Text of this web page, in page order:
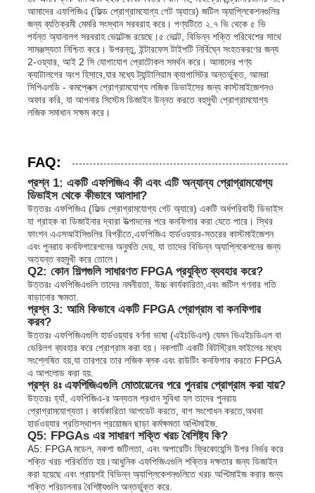
আমাদের এফপিজিএ (ফিল্ড প্রোগ্রামযোগ্য গেট অ্যারে) জটিল অ্যাপ্লিকেশনগুলির
জন্য ব্যতিক্রমী মেমরি সংস্থান সরবরাহ করে। পণ্যটিতে ২.৭ ভি থেকে ৫ ভি
পর্যন্ত অ্যানালগ সরবরাহ ভোল্টেজ রয়েছে।৫ ভোল্ট, বিভিন্ন শক্তি পরিবেশের সাথে
সামঞ্জস্যতা নিশ্চিত করে। উপরন্তু, ইন্টারফেস টাইপটি নির্বিঘ্নে সংহতকরণের জন্য
2-ওয়্যার, আই 2 সি যোগাযোগ প্রোটোকল সমর্থন করে। আমাদের পণ্য
ক্যাটালগের অংশ হিসাবে,যার মধ্যে ট্যান্টালিয়াম ক্যাপাসিটর অন্তর্ভুক্ত, আমরা
সিপিএলডি - কমপ্লেক্স প্রোগ্রামযোগ্য লজিক ডিভাইসের জন্য কাস্টমাইজেশনও
অফার করি, যা আপনার সিস্টেম ডিজাইন উন্নত করতে বহুমুখী প্রোগ্রামযোগ্য
লজিক সমাধান সক্ষম করে।
FAQ:
প্রশ্ন 1: একটি এফপিজিএ কী এবং এটি অন্যান্য প্রোগ্রামযোগ্য
ডিভাইস থেকে কীভাবে আলাদা?
উত্তরঃ এফপিজিএ (ফিল্ড প্রোগ্রামযোগ্য গেট অ্যারে) একটি অর্ধপরিবাহী ডিভাইস
যা গ্রাহক বা ডিজাইনার দ্বারা উত্পাদনের পরে কনফিগার করা যেতে পারে। স্থির
ফাংশন এএসআইসিগুলির বিপরীতে,এফপিজিএ হার্ডওয়্যার-স্তরের কাস্টমাইজেশন
এবং পুনরায় কনফিগারেশনের অনুমতি দেয়, যা তাদের বিভিন্ন অ্যাপ্লিকেশনের জন্য
অত্যন্ত বহুমুখী করে তোলে।
Q2: কোন শিল্পগুলি সাধারণত FPGA প্রযুক্তি ব্যবহার করে?
উত্তরঃ এফপিজিএগুলি তাদের নমনীয়তা, উচ্চ কার্যকারিতা,এবং জটিল গণনার গতি
বাড়ানোর ক্ষমতা.
প্রশ্ন 3: আমি কিভাবে একটি FPGA প্রোগ্রাম বা কনফিগার
করব?
উত্তরঃ এফপিজিএগুলি হার্ডওয়্যার বর্ণনা ভাষা (এইচডিএল) যেমন ভিএইচডিএল বা
ভেরিলগ ব্যবহার করে প্রোগ্রাম করা হয়। নকশাটি একটি বিটস্ট্রিম ফাইলের মধ্যে
সংশ্লেষিত হয়,যা তারপরে তার লজিক ব্লক এবং রাউটিং কনফিগার করতে FPGA
এ আপলোড করা হয়.
প্রশ্ন ৪ঃ এফপিজিএগুলি মোতায়েনের পরে পুনরায় প্রোগ্রাম করা যায়?
উত্তরঃ হ্যাঁ, এফপিজিএ-র অন্যতম প্রধান সুবিধা হল তাদের পুনরায়
প্রোগ্রামযোগ্যতা। কার্যকারিতা আপডেট করতে, বাগ সংশোধন করতে,অথবা
হার্ডওয়্যার প্রতিস্থাপন প্রয়োজন ছাড়া কর্মক্ষমতা অপ্টিমাইজ.
Q5: FPGAs এর সাধারণ শক্তি খরচ বৈশিষ্ট্য কি?
A5: FPGA মডেল, নকশা জটিলতা, এবং অপারেটিং ফ্রিকোয়েন্সি উপর নির্ভর করে
শক্তি খরচ পরিবর্তিত হয়।আধুনিক এফপিজিএগুলি শক্তির দক্ষতার জন্য ডিজাইন
করা হয়েছে এবং প্রায়শই বিভিন্ন অ্যাপ্লিকেশনগুলিতে খরচ অপ্টিমাইজ করার জন্য
শক্তি পরিচালনার বৈশিষ্ট্যগুলি অন্তর্ভুক্ত করে.